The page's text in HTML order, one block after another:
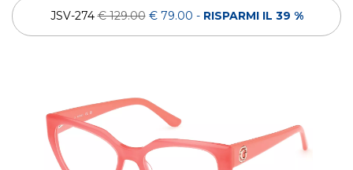
JSV-274€ 129.00 € 79.00 - RISPARMI IL 39 %